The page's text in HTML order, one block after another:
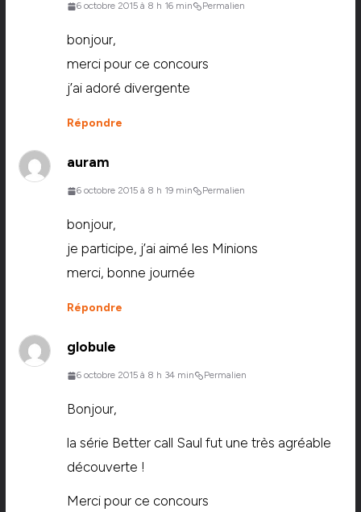
6 octobre 2015 à 8 h 16 min Permalien
bonjour,
merci pour ce concours
j’ai adoré divergente
Répondre
auram
6 octobre 2015 à 8 h 19 min Permalien
bonjour,
je participe, j’ai aimé les Minions
merci, bonne journée
Répondre
globule
6 octobre 2015 à 8 h 34 min Permalien
Bonjour,
la série Better call Saul fut une très agréable
découverte !
Merci pour ce concours